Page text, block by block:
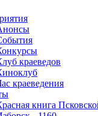
краеведов
краеведения
книга